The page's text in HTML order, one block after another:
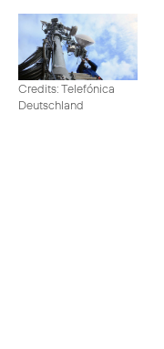
Credits: Telefónica
Deutschland